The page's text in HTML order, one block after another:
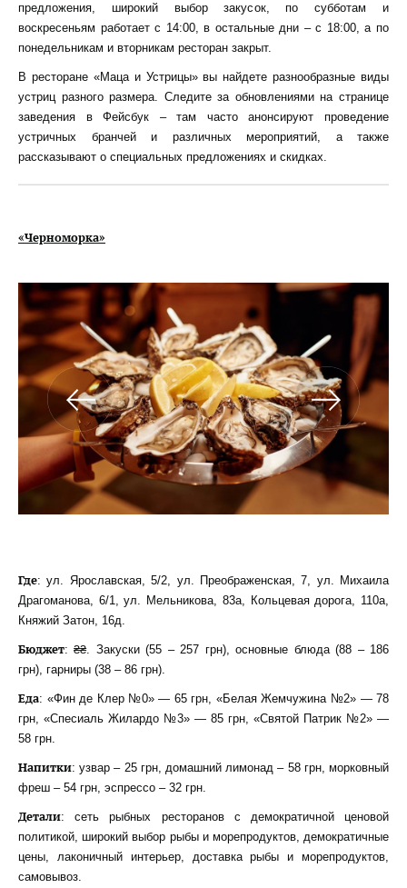
предложения, широкий выбор закусок, по субботам и
воскресеньям работает с 14:00, в остальные дни – с 18:00, а по
понедельникам и вторникам ресторан закрыт.
В ресторане «Маца и Устрицы» вы найдете разнообразные виды
устриц разного размера. Следите за обновлениями на странице
заведения в Фейсбук – там часто анонсируют проведение
устричных бранчей и различных мероприятий, а также
рассказывают о специальных предложениях и скидках.
«Черноморка»
Где: ул. Ярославская, 5/2, ул. Преображенская, 7, ул. Михаила
Драгоманова, 6/1, ул. Мельникова, 83а, Кольцевая дорога, 110а,
Княжий Затон, 16д.
Бюджет: ₴₴. Закуски (55 – 257 грн), основные блюда (88 – 186
грн), гарниры (38 – 86 грн).
Еда: «Фин де Клер №0» — 65 грн, «Белая Жемчужина №2» — 78
грн, «Спесиаль Жилардо №3» — 85 грн, «Святой Патрик №2» —
58 грн.
Напитки: узвар – 25 грн, домашний лимонад – 58 грн, морковный
фреш – 54 грн, эспрессо – 32 грн.
Детали: сеть рыбных ресторанов с демократичной ценовой
политикой, широкий выбор рыбы и морепродуктов, демократичные
цены, лаконичный интерьер, доставка рыбы и морепродуктов,
самовывоз.